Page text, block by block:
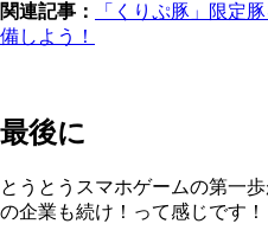
関連記事：
「くりぷ豚」限定
備しよう！
最後に
とうとうスマホゲームの第一
の企業も続け！って感じです！